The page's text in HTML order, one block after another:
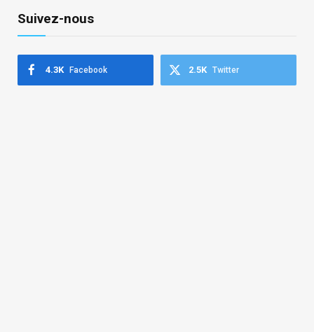
Suivez-nous
Facebook
4.3K Twitter
2.5K